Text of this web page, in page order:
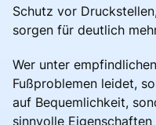
Schutz vor
sorgen für deutlich
Wer unter
Fußproblemen leidet,
auf Bequemlichkeit,
sinnvolle